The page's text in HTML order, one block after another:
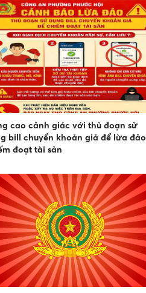
cao cảnh giác với thủ đoạn sử
bill chuyển khoản giả để lừa đảo
đoạt tài sản